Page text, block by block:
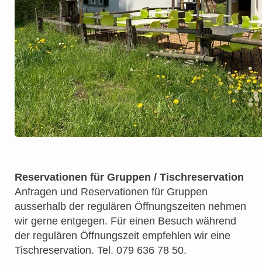
Reservationen für Gruppen / Tischreservation
Anfragen und Reservationen für Gruppen
ausserhalb der regulären Öffnungszeiten nehmen
wir gerne entgegen. Für einen Besuch während
der regulären Öffnungszeit empfehlen wir eine
Tischreservation. Tel. 079 636 78 50.